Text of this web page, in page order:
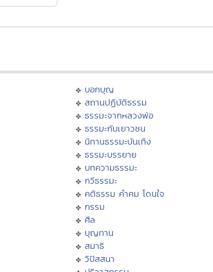
บอกบุญ
สถานปฏิบัติธรรม
ธรรมะจากหลวงพ่อ
ธรรมะกับเยาวชน
นิทานธรรมะบันเทิง
ธรรมะบรรยาย
บทความธรรมะ
กวีธรรมะ
คติธรรม คำคม โดนใจ
กรรม
ศีล
บุญทาน
สมาธิ
วิปัสสนา